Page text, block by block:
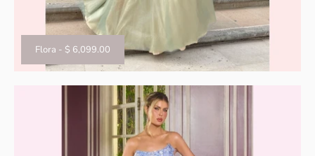
Flora - $ 6,099.00